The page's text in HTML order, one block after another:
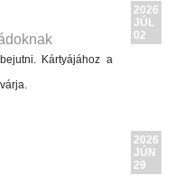
Kártyájához a
2026
JÚL
02
2026
JÚN
29